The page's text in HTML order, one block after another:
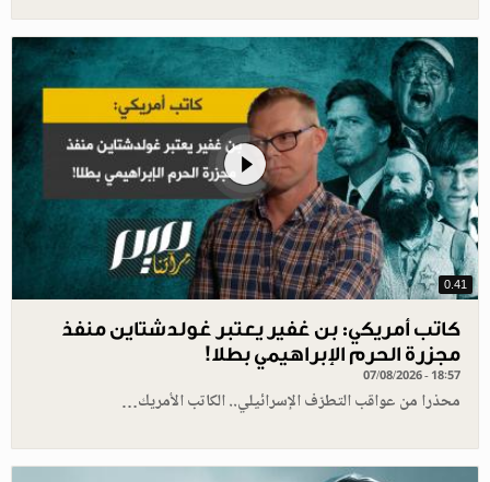
0.41
كاتب أمريكي: بن غفير يعتبر غولدشتاين منفذ
مجزرة الحرم الإبراهيمي بطلا!
07/08/2026 - 18:57
محذرا من عواقب التطرّف الإسرائيلي.. الكاتب الأمريك…